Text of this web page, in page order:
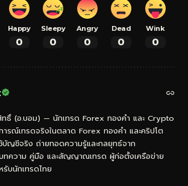
Happy
0
Sleepy
0
Angry
0
Dead
0
Wink
0
ธิ์ (อ.บอม) — นักเทรด Forex ทองคำ และ Crypto
ารณ์เทรดจริงในตลาด Forex ทองคำ และคริปโต
บัญชีจริง ถ่ายทอดความรู้และกลยุทธ์จาก
ทความ คู่มือ และสัญญาณเทรด ผู้ก่อตั้งเครือข่าย
บนักเทรดไทย